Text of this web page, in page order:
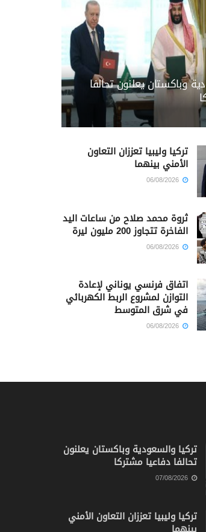
وباكستان يعلنون تحالفا
تركيا وليبيا تعززان التعاون
الأمني بينهما
ثروة محمد صلاح من ساعات اليد
الفاخرة تتجاوز 200 مليون ليرة
اتفاق فرنسي يوناني لإعادة
التوازن لمشروع الربط الكهربائي
في شرق المتوسط
تركيا والسعودية وباكستان يعلنون
تحالفا دفاعيا مشتركا
تركيا وليبيا تعززان التعاون الأمني